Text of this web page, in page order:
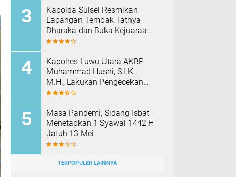
Kapolda Sulsel Resmikan
Lapangan Tembak Tathya
Dharaka dan Buka Kejuaraan
Menembak Bupati Sidrap Cup
Kapolres Luwu Utara AKBP
Muhammad Husni, S.I.K.,
M.H., Lakukan Pengecekan
Rutan Dan Fasilitas Polres
Masa Pandemi, Sidang Isbat
Menetapkan 1 Syawal 1442 H
Jatuh 13 Mei
TERPOPULER LAINNYA